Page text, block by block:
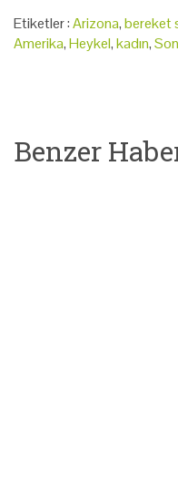
Etiketler :Arizona,bereket
Amerika,Heykel,kadın,
Benzer